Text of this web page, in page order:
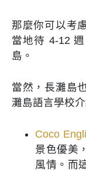
那麼你可以考
當地待 4-12
島。
當然，長灘島
灘島語言學校
Coco
景色優美
風情。而